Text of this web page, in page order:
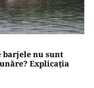
barjele nu sunt
Explicația